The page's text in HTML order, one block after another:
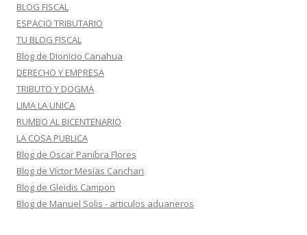
BLOG FISCAL
ESPACIO TRIBUTARIO
TU BLOG FISCAL
Blog de Dionicio Canahua
DERECHO Y EMPRESA
TRIBUTO Y DOGMA
LIMA LA UNICA
RUMBO AL BICENTENARIO
LA COSA PUBLICA
Blog de Oscar Panibra Flores
Blog de Víctor Mesías Canchari
Blog de Gleidis Campon
Blog de Manuel Solis - articulos aduaneros